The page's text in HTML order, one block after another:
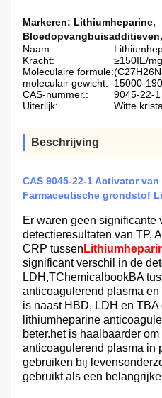
Markeren: Lithiumheparine,
Bloedopvangbuisadditieven,
Naam:
Kracht:
≥150IE/mg
Moleculaire formule:
moleculair gewicht:
15000-
CAS-nummer.:
9045-22-1
Uiterlijk:
Witte
Beschrijving
CAS 9045-22-1 Activator
Farmaceutische grondstof
Er waren geen significante
detectieresultaten van TP,
CRP tussen
significant verschil in de
LDH,TChemicalbookBA
anticoagulerend plasma
is naast HBD, LDH en
lithiumheparine
beter.het is haalbaarder
anticoagulerend plasma in
gebruiken bij
gebruikt als een